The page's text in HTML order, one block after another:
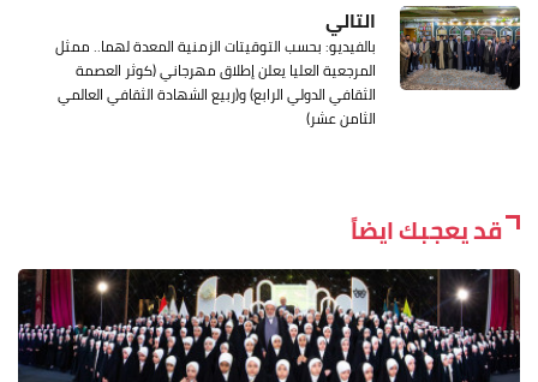
التالي
بالفيديو: بحسب التوقيتات الزمنية المعدة لهما.. ممثل
المرجعية العليا يعلن إطلاق مهرجاني (كوثر العصمة
الثقافي الدولي الرابع) و(ربيع الشهادة الثقافي العالمي
الثامن عشر)
قد يعجبك ايضاً